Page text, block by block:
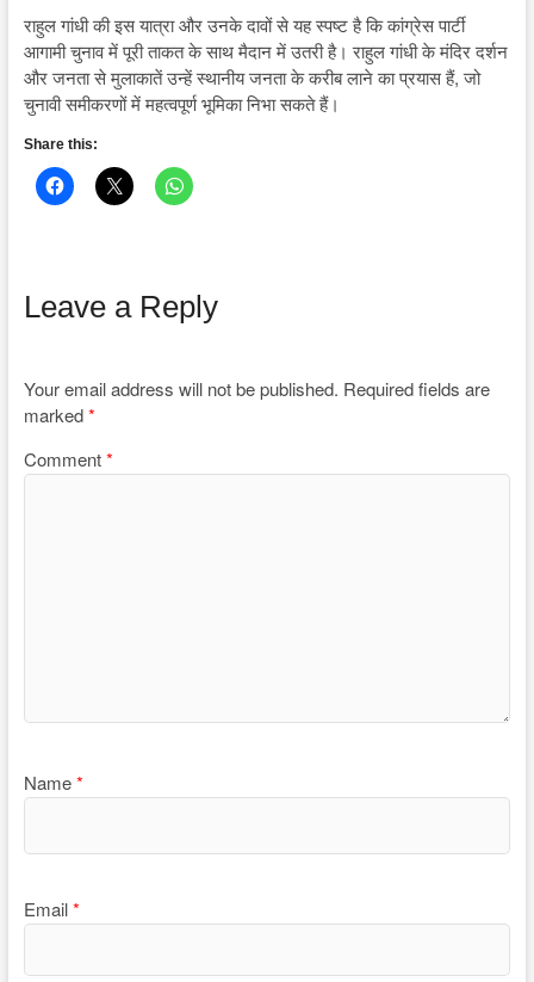
राहुल गांधी की इस यात्रा और उनके दावों से यह स्पष्ट है कि कांग्रेस पार्टी
आगामी चुनाव में पूरी ताकत के साथ मैदान में उतरी है। राहुल गांधी के मंदिर दर्शन
और जनता से मुलाकातें उन्हें स्थानीय जनता के करीब लाने का प्रयास हैं, जो
चुनावी समीकरणों में महत्वपूर्ण भूमिका निभा सकते हैं।
Share this:
Leave a Reply
Your email address will not be published. Required fields are
marked*
Comment*
Name*
Email*